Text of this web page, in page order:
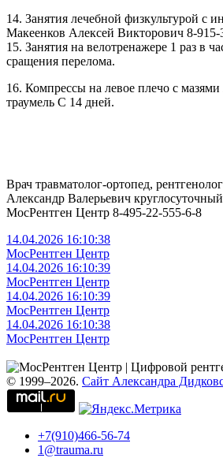
14. Занятия лечебной физкультурой с
Макеенков Алексей Викторович 8-915-
15. Занятия на велотренажере 1 раз в
сращения перелома.
16. Компрессы на левое плечо с
траумель С 14 дней.
Врач травматолог-ортопед,
Александр Валерьевич
МосРентген Центр 8-495-22-555-6-8
14.04.2026 16:10:38
МосРентген Центр
14.04.2026 16:10:39
МосРентген Центр
14.04.2026 16:10:39
МосРентген Центр
14.04.2026 16:10:38
МосРентген Центр
© 1999–2026. Сайт Александра
+7(910)466-56-74
1@trauma.ru